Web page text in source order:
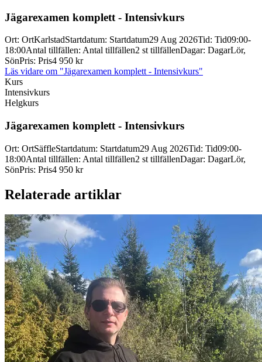
Jägarexamen komplett - Intensivkurs
Ort: OrtKarlstadStartdatum: Startdatum29 Aug 2026Tid: Tid09:00-
18:00Antal tillfällen: Antal tillfällen2 st tillfällenDagar: DagarLör,
SönPris: Pris4 950 kr
Läs vidare om "Jägarexamen komplett - Intensivkurs"
Kurs
Intensivkurs
Helgkurs
Jägarexamen komplett - Intensivkurs
Ort: OrtSäffleStartdatum: Startdatum29 Aug 2026Tid: Tid09:00-
18:00Antal tillfällen: Antal tillfällen2 st tillfällenDagar: DagarLör,
SönPris: Pris4 950 kr
Relaterade artiklar